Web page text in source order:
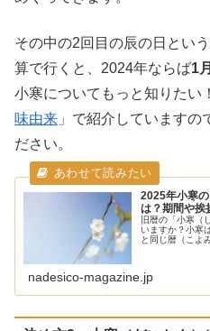
その中の2回目の辰の日とい
算で行くと、2024年ならば1
小寒についてもっと知りたい
味由来 」で紹介していますの
ださい。
2025年小寒
は？期間や挨
旧暦の「小寒（
いますか？小寒
と同じ暦（こよ
nadesico-magazine.jp